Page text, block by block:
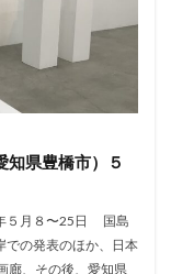
県豊橋市）５
５月８〜25日 国島
での発表のほか、日本
廊、その後、愛知県